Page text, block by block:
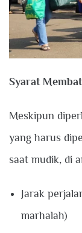
Syarat
Meskipun
yang harus
saat mudik, di
Jarak
marhalah)